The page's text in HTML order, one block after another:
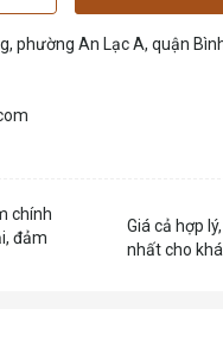
phường An Lạc A, quận
chính
đảm
Giá cả hợp
nhất cho